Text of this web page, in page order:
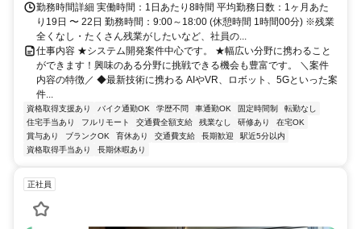
勤務時間詳細 実働時間：1日あたり8時間 平均勤務日数：1ヶ月あた
り19日 〜 22日 勤務時間：9:00～18:00 (休憩時間 1時間00分) ※残業
全くなし・たくさん残業がしたいなど、社員の...
仕事内容 ★システム開発案件中心です。 ★幅広い分野に携わること
ができます！興味のある分野に挑戦できる機会も豊富です。 ＼案件
内容の特徴／ ◆最新技術に携わる AIやVR、ロボット、5Gといった案
件...
資格取得支援あり バイク通勤OK 学歴不問 車通勤OK 固定時間制
転勤なし
住宅手当あり
フルリモート 交通費全額支給 残業なし 研修あり
在宅OK
賞与あり
ブランクOK 育休あり 交通費支給 長期歓迎
駅近5分以内
資格取得手当あり
長期休暇あり
正社員